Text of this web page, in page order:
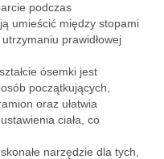
podczas
umieścić między stopami
prawidłowej
ósemki jest
początkujących,
oraz ułatwia
ciała, co
narzędzie dla tych,